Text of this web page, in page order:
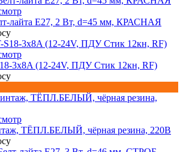
лайта Е27, 2 Вт, d=45 мм, КРАСНАЯ
3x8A (12-24V, ПДУ Стик 12кн, RF)
ТЁПЛ.БЕЛЫЙ, чёрная резина, 220В